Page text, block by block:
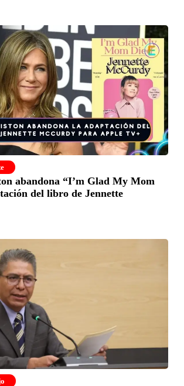
abandona “I’m Glad My Mom
del libro de Jennette